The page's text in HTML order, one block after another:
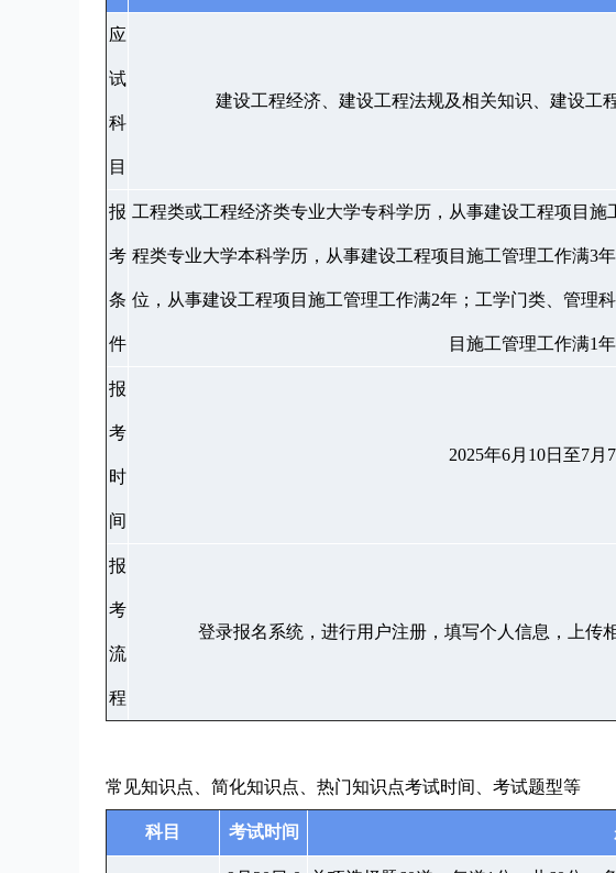
应
试
科
目
建设工程经济、建设工程法规及相关知识、建设工
报
考
条
件
工程类或工程经济类专业大学专科学历，从事建设工程项目
程类专业大学本科学历，从事建设工程项目施工管理工作满3
位，从事建设工程项目施工管理工作满2年；工学门类、管理
目施工管理工作满1年
报
考
时
间
2025年6月10日至7月7
报
考
流
程
登录报名系统，进行用户注册，填写个人信息，上传
常见知识点、简化知识点、热门知识点考试时间、考试题型等
科目 考试时间